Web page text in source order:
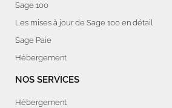
Sage 100
Les mises à jour de Sage 100 en détail
Sage Paie
Hébergement
NOS SERVICES
Hébergement